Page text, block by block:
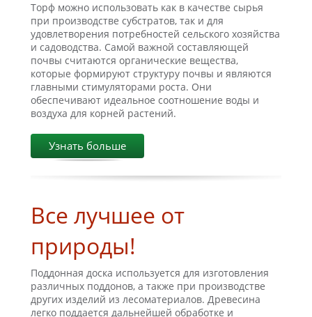
Торф можно использовать как в качестве сырья
при производстве субстратов, так и для
удовлетворения потребностей сельского хозяйства
и садоводства. Самой важной составляющей
почвы считаются органические вещества,
которые формируют структуру почвы и являются
главными стимуляторами роста. Они
обеспечивают идеальное соотношение воды и
воздуха для корней растений.
Узнать больше
Все лучшее от
природы!
Поддонная доска используется для изготовления
различных поддонов, а также при производстве
других изделий из лесоматериалов. Древесина
легко поддается дальнейшей обработке и